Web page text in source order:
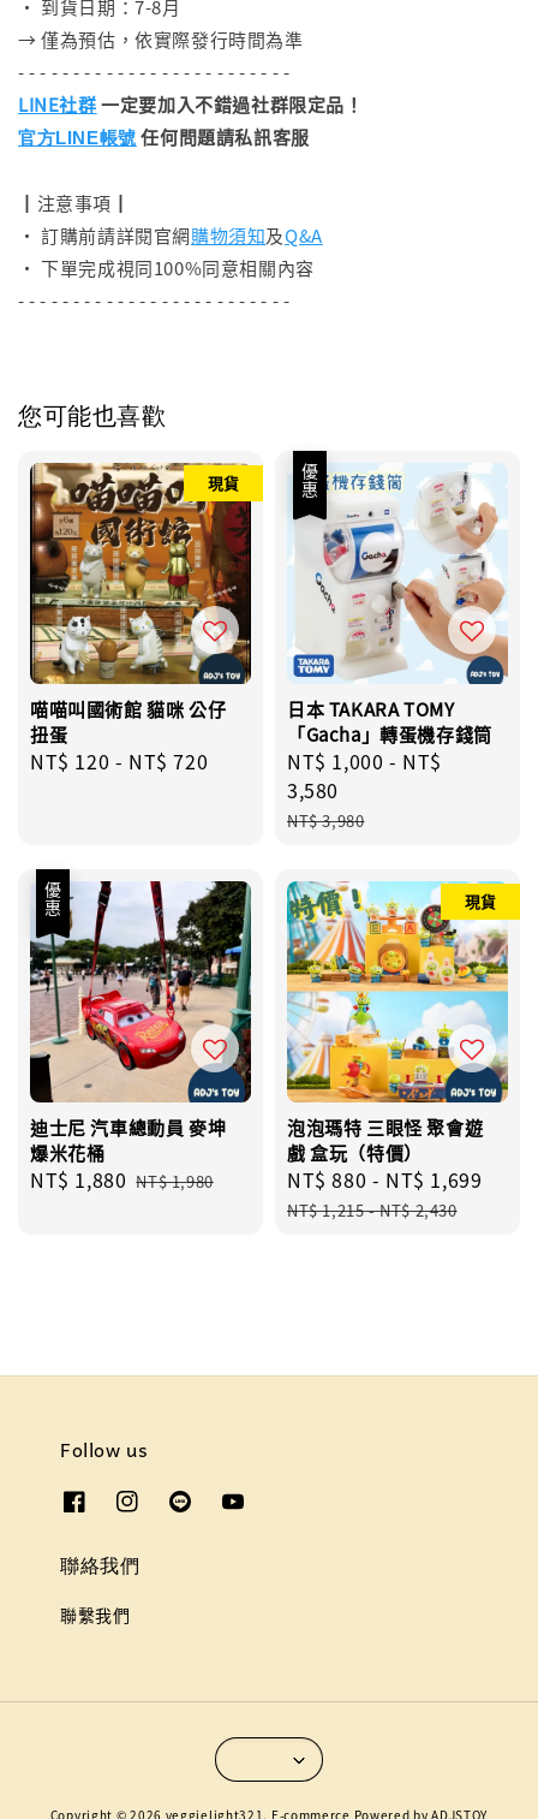
• 到貨日期：7-8月
→ 僅為預估，依實際發行時間為準
- - - - - - - - - - - - - - - - - - - - - - - - -
LINE社群一定要加入不錯過社群限定品！
官方LINE帳號 任何問題請私訊客服
┃注意事項┃
• 訂購前請詳閱官網購物須知及Q&A
• 下單完成視同100%同意相關內容
- - - - - - - - - - - - - - - - - - - - - - - - -
您可能也喜歡
現貨
喵喵叫國術館 貓咪 公仔
扭蛋
Regular
NT$ 120 - NT$ 720
優惠
日本 TAKARA TOMY
「Gacha」轉蛋機存錢筒
Sale
price
NT$ 1,000 - NT$
3,580
Regular
NT$ 3,980
優惠
迪士尼 汽車總動員 麥坤
爆米花桶
Sale
NT$ 1,880 Regular
NT$ 1,980
現貨
泡泡瑪特 三眼怪 聚會遊
戲 盒玩（特價）
Sale
price
NT$ 880 - NT$ 1,699
NT$ 1,215-NT$ 2,430
Follow us
聯絡我們
聯繫我們
Copyright © 2026 veggielight321. E-commerce Powered by ADJSTOY